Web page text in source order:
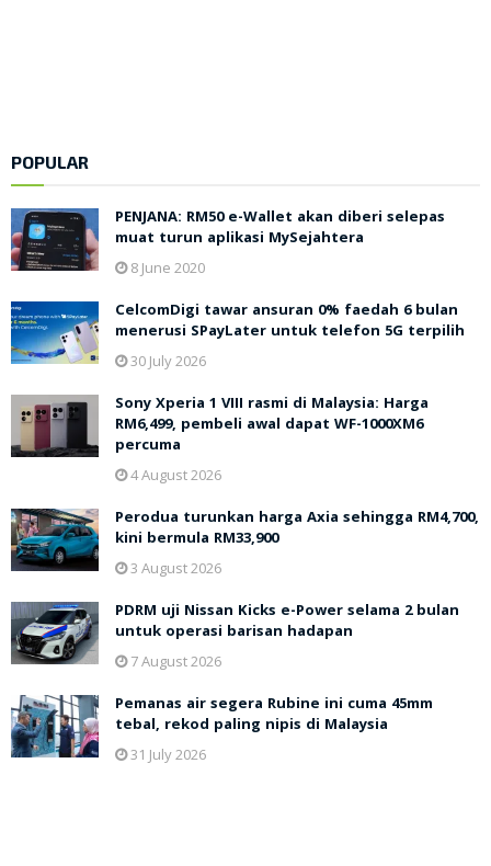
POPULAR
PENJANA: RM50 e-Wallet akan diberi selepas
muat turun aplikasi MySejahtera
8 June 2020
CelcomDigi tawar ansuran 0% faedah 6 bulan
menerusi SPayLater untuk telefon 5G terpilih
30 July 2026
Sony Xperia 1 VIII rasmi di Malaysia: Harga
RM6,499, pembeli awal dapat WF-1000XM6
percuma
4 August 2026
Perodua turunkan harga Axia sehingga RM4,700,
kini bermula RM33,900
3 August 2026
PDRM uji Nissan Kicks e-Power selama 2 bulan
untuk operasi barisan hadapan
7 August 2026
Pemanas air segera Rubine ini cuma 45mm
tebal, rekod paling nipis di Malaysia
31 July 2026